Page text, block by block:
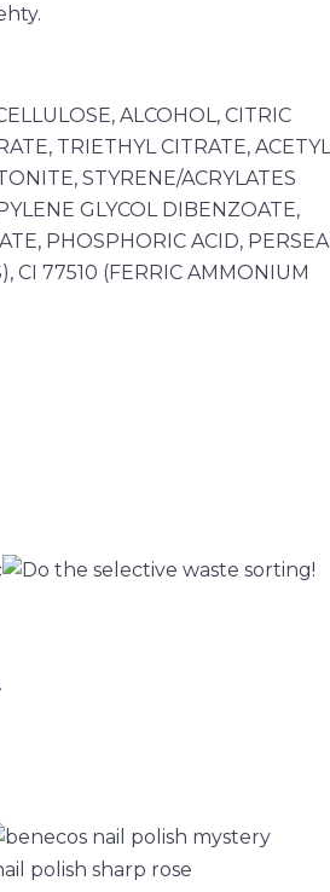
ALCOHOL, CITRIC
TRIETHYL CITRATE, ACETYL
STYRENE/ACRYLATES
GLYCOL DIBENZOATE,
PHOSPHORIC ACID, PERSEA
CI 77510 (FERRIC AMMONIUM